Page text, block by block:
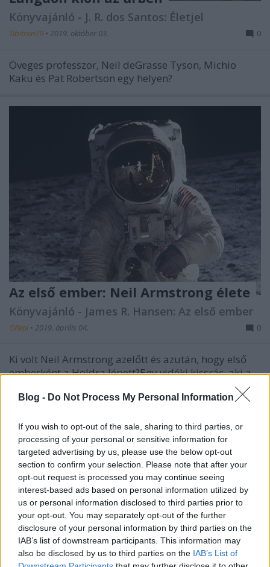
Blog - Do Not Process My Personal Information
If you wish to opt-out of the sale, sharing to third parties, or
processing of your personal or sensitive information for
targeted advertising by us, please use the below opt-out
section to confirm your selection. Please note that after your
opt-out request is processed you may continue seeing
interest-based ads based on personal information utilized by
us or personal information disclosed to third parties prior to
your opt-out. You may separately opt-out of the further
disclosure of your personal information by third parties on the
IAB’s list of downstream participants. This information may
also be disclosed by us to third parties on the IAB’s List of
Könyvajánló - J. R. dos Santos: Életjel
Tibitron79 • 2019. október 03. 0
Öveges professzor, Neil deGrasse Tyson, Michio
Kaku és Pat Robertson egy helyen?
Az első ember: Neil Armstrong élete
Könyvajánló - James R. Hansen: Az első ember
GReni • 2019. április 04. 0
Ki volt Neil Armstrong azelőtt és azután, hogy első
emberként a Holdra lépett?Egy vidéki kissrác, aki a
repülésről álmodott. Egy kissé elvont tini, aki előbb
szerzett repülőre jogsit, mint autóra. Majd
űrhajós és végül:…